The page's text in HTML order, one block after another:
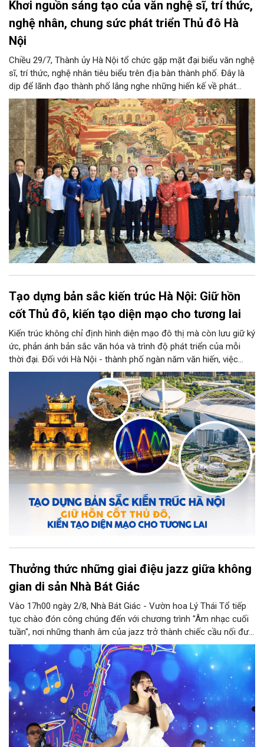
Khơi nguồn sáng tạo của văn nghệ sĩ, trí thức,
nghệ nhân, chung sức phát triển Thủ đô Hà
Nội
Chiều 29/7, Thành ủy Hà Nội tổ chức gặp mặt đại biểu văn nghệ
sĩ, trí thức, nghệ nhân tiêu biểu trên địa bàn thành phố. Đây là
dịp để lãnh đạo thành phố lắng nghe những hiến kế về phát
triển khoa học công nghệ, đổi mới sáng tạo, công nghiệp văn
hóa và phát huy nguồn lực con người, góp phần tạo động lực
mới cho sự phát triển nhanh, bền vững của Thủ đô.
Tạo dựng bản sắc kiến trúc Hà Nội: Giữ hồn
cốt Thủ đô, kiến tạo diện mạo cho tương lai
Kiến trúc không chỉ định hình diện mạo đô thị mà còn lưu giữ ký
ức, phản ánh bản sắc văn hóa và trình độ phát triển của mỗi
thời đại. Đối với Hà Nội - thành phố ngàn năm văn hiến, việc
kiến tạo những công trình mới hài hòa với không gian lịch sử,
đồng thời phát huy vai trò của đội ngũ kiến trúc sư trong bảo
tồn và sáng tạo, là yêu cầu quan trọng để xây dựng Thủ đô
"Văn hiến - Văn minh - Hiện đại", đáp ứng yêu cầu phát triển
trong thời kỳ mới.
Thưởng thức những giai điệu jazz giữa không
gian di sản Nhà Bát Giác
Vào 17h00 ngày 2/8, Nhà Bát Giác - Vườn hoa Lý Thái Tổ tiếp
tục chào đón công chúng đến với chương trình "Âm nhạc cuối
tuần", nơi những thanh âm của jazz trở thành chiếc cầu nối đưa
nhiều nền văn hóa gặp gỡ trong không gian di sản giữa lòng Thủ
đô. Từ những tác phẩm kinh điển của thế giới đến những giai
điệu Việt Nam đậm chất tự sự, chương trình mở ra một hành
trình thưởng thức âm nhạc đa tầng cảm xúc, góp phần bồi đắp
diện mạo văn hóa của Hà Nội - Thành phố sáng tạo.